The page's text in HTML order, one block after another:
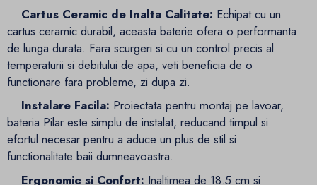
Cartus Ceramic de Inalta Calitate: Echipat cu un
cartus ceramic durabil, aceasta baterie ofera o performanta
de lunga durata. Fara scurgeri si cu un control precis al
temperaturii si debitului de apa, veti beneficia de o
functionare fara probleme, zi dupa zi.
Instalare Facila: Proiectata pentru montaj pe lavoar,
bateria Pilar este simplu de instalat, reducand timpul si
efortul necesar pentru a aduce un plus de stil si
functionalitate baii dumneavoastra.
Ergonomie si Confort: Inaltimea de 18.5 cm si